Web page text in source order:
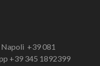
Napoli +39 081
+39 345 1892399